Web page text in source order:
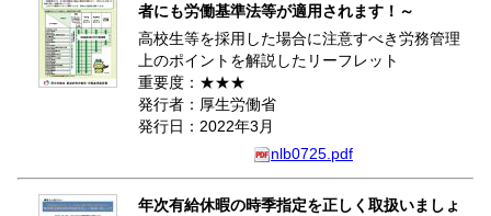
者にも労働基準法等が適用されます！～
高校生等を採用した場合に注意すべき労務管理
上のポイントを解説したリーフレット
重要度：★★★
発行者：厚生労働省
発行日：2022年3月
nlb0725.pdf
年次有給休暇の時季指定を正しく取扱いましょ